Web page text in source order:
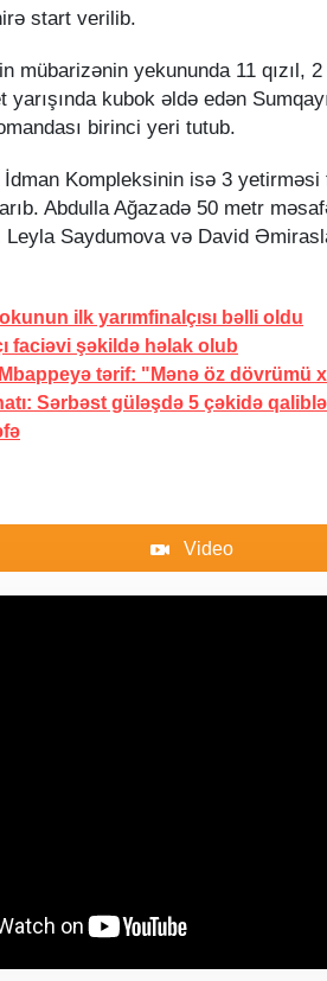
start verilib.
mübarizənin yekununda 11 qızıl,
yarışında kubok əldə edən
birinci yeri tutub.
Kompleksinin isə 3
Abdulla Ağazadə 50 metr
Leyla Saydumova və David
ilk yarımfinalçısı bəlli oldu
faciəvi şəkildə həlak olub
tərif: "Mənə öz dövrümü
Sərbəst güləşdə 5 çəkidə
Video